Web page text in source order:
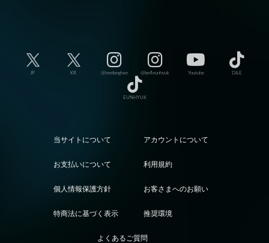
JP KR @leedonghae @be4eunhyuk Youtube D&E
EUNHYUK
当サイトについて アカウントについて
お支払いについて 利用規約
個人情報保護方針 お客さまへのお願い
特商法に基づく表示 推奨環境
よくあるご質問